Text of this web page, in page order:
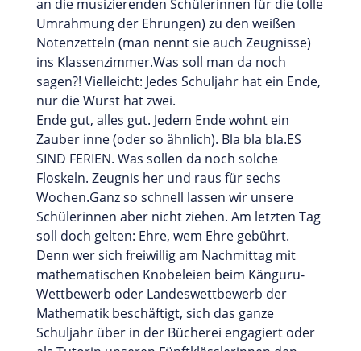
an die musizierenden Schülerinnen für die tolle
Umrahmung der Ehrungen) zu den weißen
Notenzetteln (man nennt sie auch Zeugnisse)
ins Klassenzimmer.Was soll man da noch
sagen?! Vielleicht: Jedes Schuljahr hat ein Ende,
nur die Wurst hat zwei.
Ende gut, alles gut. Jedem Ende wohnt ein
Zauber inne (oder so ähnlich). Bla bla bla.ES
SIND FERIEN. Was sollen da noch solche
Floskeln. Zeugnis her und raus für sechs
Wochen.Ganz so schnell lassen wir unsere
Schülerinnen aber nicht ziehen. Am letzten Tag
soll doch gelten: Ehre, wem Ehre gebührt.
Denn wer sich freiwillig am Nachmittag mit
mathematischen Knobeleien beim Känguru-
Wettbewerb oder Landeswettbewerb der
Mathematik beschäftigt, sich das ganze
Schuljahr über in der Bücherei engagiert oder